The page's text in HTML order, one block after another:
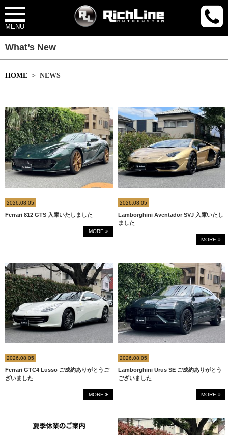
MENU
What’s New
HOME > NEWS
2026.08.05
Ferrari 812 GTS 入庫いたしました
MORE
2026.08.05
Lamborghini Aventador SVJ 入庫いたし
ました
MORE
2026.08.05
Ferrari GTC4 Lusso ご成約ありがとうご
ざいました
MORE
2026.08.05
Lamborghini Urus SE ご成約ありがとう
ございました
MORE